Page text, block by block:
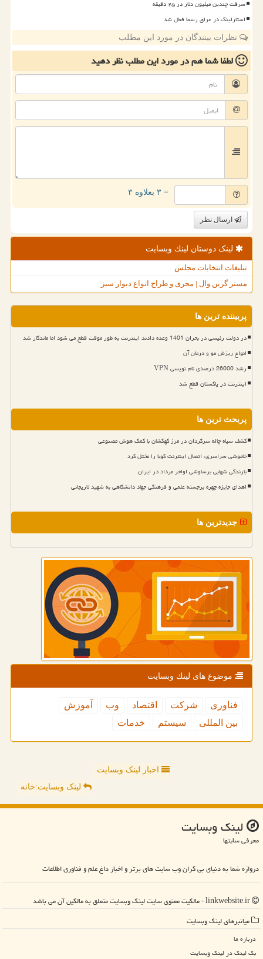
سرقت چندین میلیون دلار در ۲۵ دقیقه
استارلینک در عراق رسما فعال شد
نظرات بینندگان در مورد این مطلب
لطفا شما همدر مورد این مطلبنظر دهید
= ۳ بعلاوه ۳
ارسال نظر
لینک دوستان لینك وبسایت
تبلیغات انتخابات مجلس
مستر گرین وال | مجری و طراح انواع دیوار سبز
پربیننده ترین ها
در دولت رئیسی در بحران 1401 وعده دادند اینترنت به طور موقت قطع می شود اما ماندگار شد
انواع ریزش مو و درمان آن
رشد 26000 درصدی نام نویسی VPN
اینترنت در پاکستان قطع شد
پربحث ترین ها
کشف سیاه چاله سرگردان در مرز کهکشان با کمک هوش مصنوعی
خاموشی سراسری، اتصال اینترنت کوبا را مختل کرد
بارندگی شهابی برساوشی اواخر مرداد در ایران
اهدای جایزه چهره برجسته علمی و فرهنگی جهاد دانشگاهی به شهید لاریجانی
جدیدترین ها
موضوع های لینك وبسایت
فناوری شركت اقتصاد وب
آموزش
بین المللی
سیستم خدمات
اخبار لینک وبسایت
لینک وبسایت:خانه
لینك وبسایت
معرفی سایتها
دروازه شما به دنیای بی کران وب سایت های برتر و اخبار داغ علم و فناوری اطلاعات
میانبرهای لینك وبسایت
درباره ما
بک لینک در لینك وبسایت